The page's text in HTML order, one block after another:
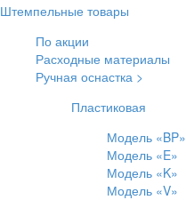
Штемпельные товары
По акции
Расходные материалы
Ручная оснастка >
Пластиковая
Модель «BP»
Модель «E»
Модель «K»
Модель «V»